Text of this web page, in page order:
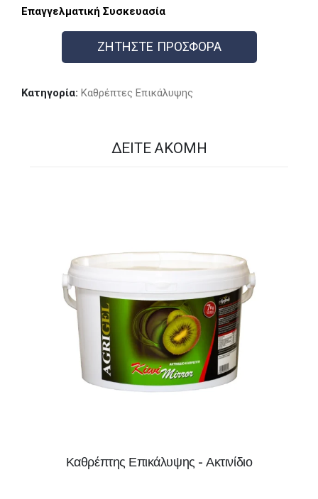
Επαγγελματική Συσκευασία
ΖΗΤΗΣΤΕ ΠΡΟΣΦΟΡΑ
Κατηγορία: Καθρέπτες Επικάλυψης
ΔΕΊΤΕ ΑΚΌΜΗ
Καθρέπτης Επικάλυψης - Ακτινίδιο